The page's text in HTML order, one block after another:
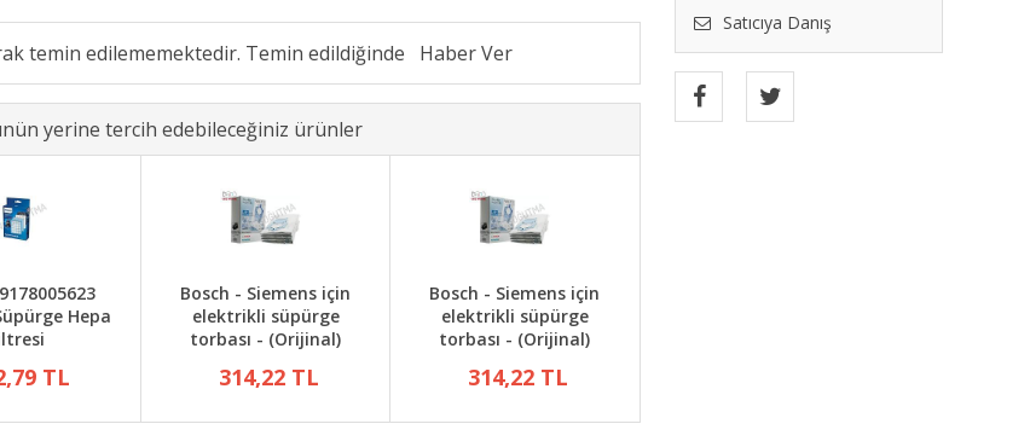
Satıcıya Danış
temin edilememektedir. Temin edildiğinde
yerine tercih edebileceğiniz ürünler
Hepa
TL
Bosch - Siemens için
elektrikli süpürge
torbası - (Orijinal)
314,22 TL
Bosch - Siemens için
elektrikli süpürge
torbası - (Orijinal)
314,22 TL